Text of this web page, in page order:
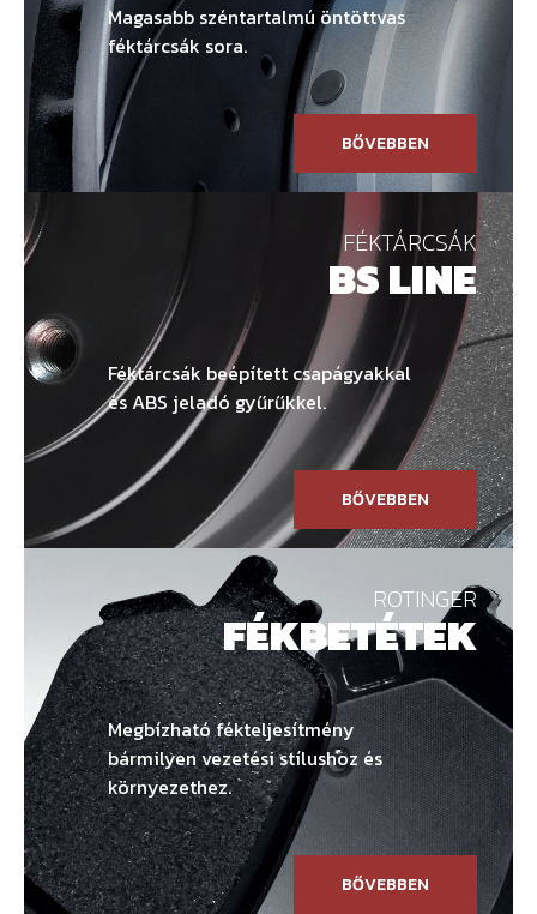
Magasabb széntartalmú öntöttvas
féktárcsák sora.
BŐVEBBEN
FÉKTÁRCSÁK
BS LINE
Féktárcsák beépített csapágyakkal
és ABS jeladó gyűrűkkel.
BŐVEBBEN
ROTINGER
FÉKBETÉTEK
Megbízható fékteljesítmény
bármilyen vezetési stílushoz és
környezethez.
BŐVEBBEN